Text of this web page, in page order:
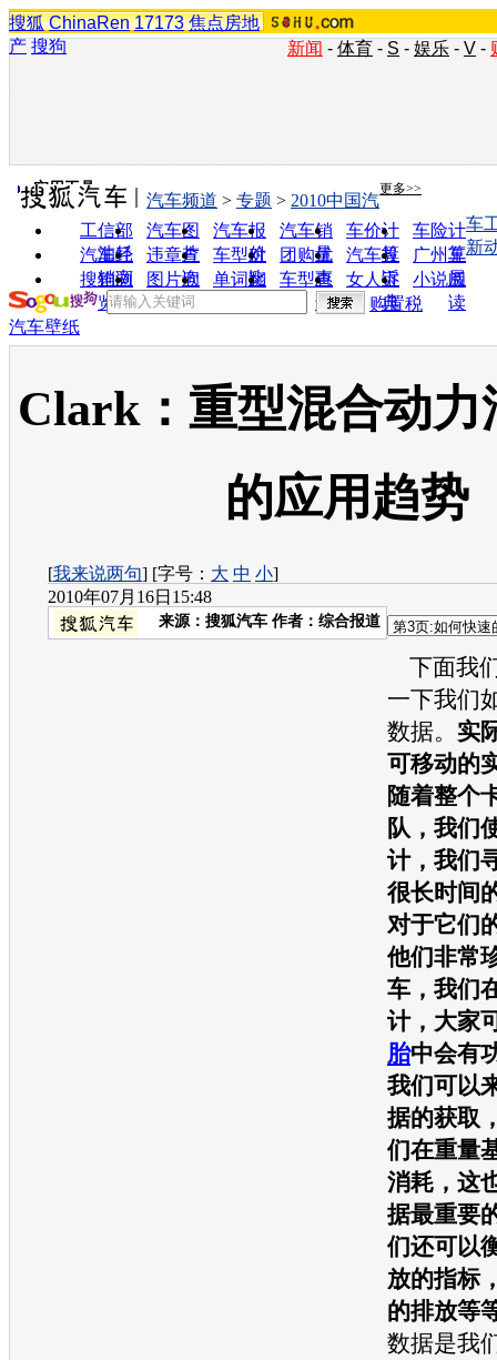
搜狐 ChinaRen 17173 焦点房地
产 搜狗 新闻 - 体育 - S - 娱乐 - V -
实用工具 更多>>
工信部
油耗
汽车图
片
汽车报
价
汽车销
量
车价计
算
车险计
算
汽车经
销商
违章查
询
车型对
比
团购优
惠
汽车投
诉
广州车
展
搜狗浏
览器
图片欣
赏
单词翻
车型查
询
女人宝
典
小说阅
读
汽车频道 > 专题 > 2010中国汽
车
新
购置税
汽车壁纸
Clark：重型混合动力
的应用趋势
[我来说两句] [字号： 大 中 小]
2010年07月16日15:48
来源： 搜狐汽车 作者：综合报道
下面我
一下我们
数据。 实
可移动的
随着整个
队，我们
计，我们
很长时间
对于它们
他们非常
车，我们
计，大家
胎中会有
我们可以
据的获取
们在重量
消耗，这
据最重要
们还可以
放的指标
的排放等
数据是我